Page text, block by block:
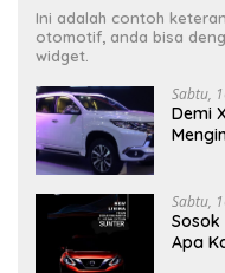
Ini adalah contoh
otomotif, anda bisa
widget.
Sabtu,
Demi
Sabtu,
Sosok
Apa